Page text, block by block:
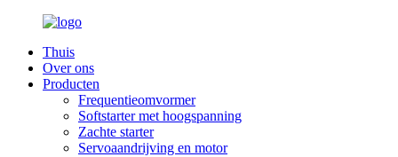
Thuis
Over ons
Producten
Frequentieomvormer
Softstarter met hoogspanning
Zachte starter
Servoaandrijving en motor